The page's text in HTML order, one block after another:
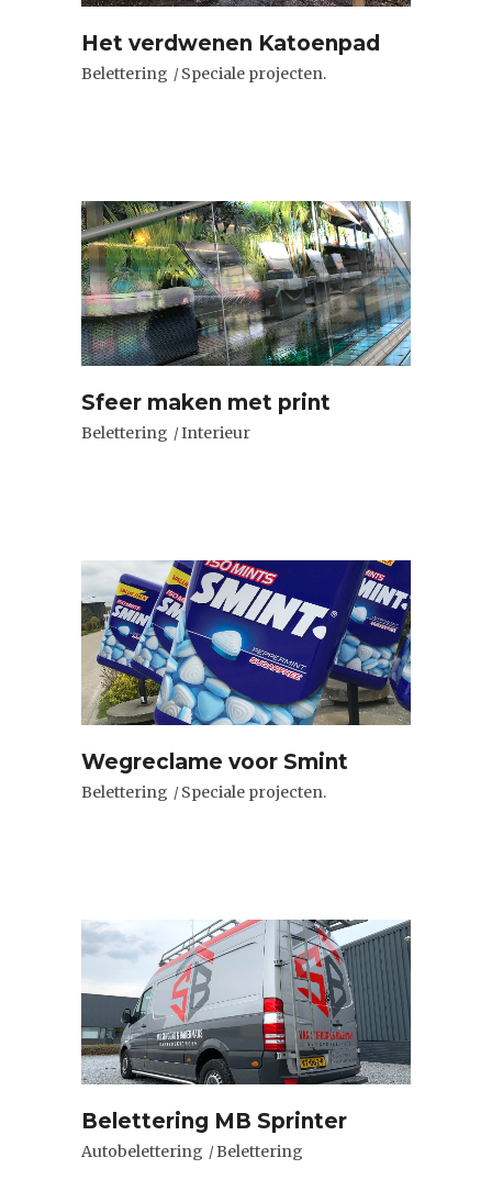
Het verdwenen Katoenpad
Belettering Speciale projecten.
Sfeer maken met print
Belettering Interieur
Wegreclame voor Smint
Belettering Speciale projecten.
Belettering MB Sprinter
Autobelettering Belettering